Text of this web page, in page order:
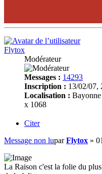
Flytox
Modérateur
Messages : 14293
Inscription : 13/02/07,
Localisation : Bayonne
x 1068
Citer
Message non luparFlytox »
La Raison c'est la folie du